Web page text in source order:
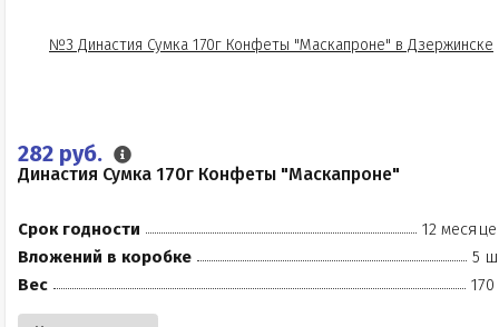
282 руб.
Династия Сумка 170г Конфеты "Маскапроне"
Срок годности
12
Вложений в коробке
5
Вес
170